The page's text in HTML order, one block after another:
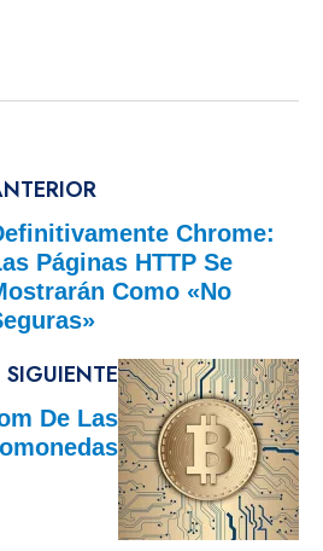
Chrome:
Páginas HTTP Se
Como «no
SIGUIENTE
De Las